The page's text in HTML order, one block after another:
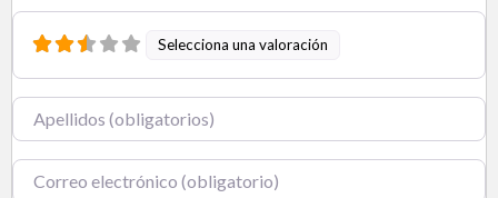
Selecciona una valoración
Nombre
Correo electrónico